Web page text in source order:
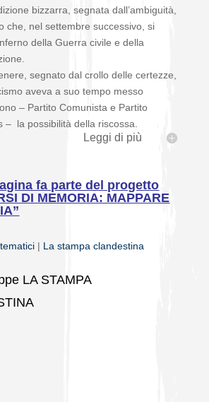
bizzarra, segnata dall’ambiguità,
che, nel settembre successivo, si
della Guerra civile e della
segnato dal crollo delle certezze,
aveva a suo tempo messo
– Partito Comunista e Partito
– la possibilità della riscossa.
Leggi di più
fa parte del progetto
DI MEMORIA: MAPPARE
| La stampa clandestina
LA STAMPA